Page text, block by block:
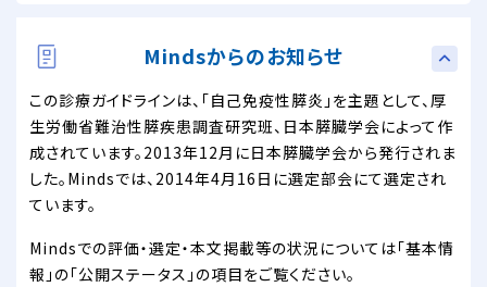
Mindsからのお知らせ
この診療ガイドラインは、「自己免疫性膵炎」を主題として、厚
生労働省難治性膵疾患調査研究班、日本膵臓学会によって作
成されています。2013年12月に日本膵臓学会から発行されま
した。Mindsでは、2014年4月16日に選定部会にて選定され
ています。
Mindsでの評価・選定・本文掲載等の状況については「基本情
報」の「公開ステータス」の項目をご覧ください。